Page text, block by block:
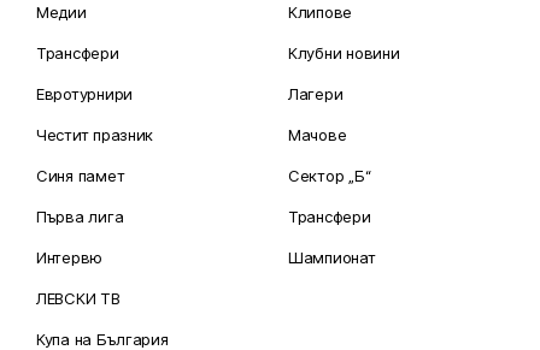
Медии
Трансфери
Евротурнири
Честит празник
Синя памет
Първа лига
Интервю
ЛЕВСКИ ТВ
Купа на България
Клипове
Клубни новини
Лагери
Мачове
Сектор „Б“
Трансфери
Шампионат